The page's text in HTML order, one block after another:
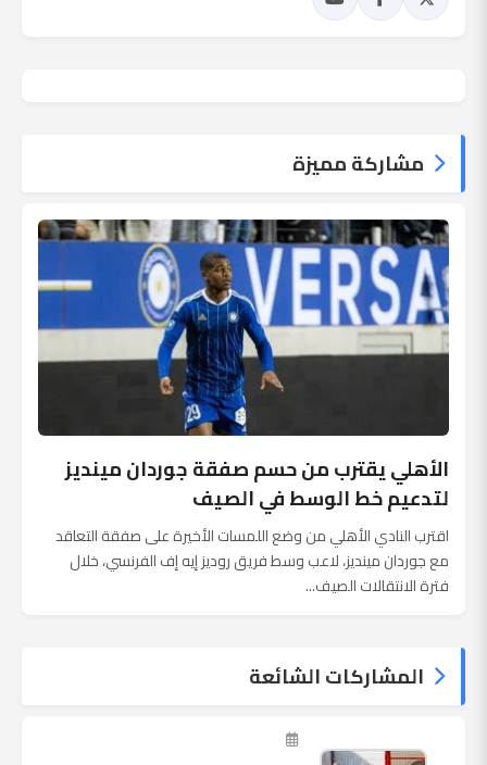
مشاركة مميزة
الأهلي يقترب من حسم صفقة جوردان مينديز
لتدعيم خط الوسط في الصيف
اقترب النادي الأهلي من وضع اللمسات الأخيرة على صفقة التعاقد
مع جوردان مينديز، لاعب وسط فريق روديز إيه إف الفرنسي، خلال
فترة الانتقالات الصيف...
المشاركات الشائعة